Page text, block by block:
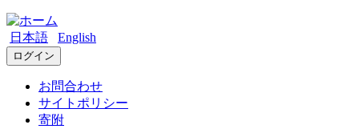
日本語 English
ログイン
お問合わせ
サイトポリシー
寄附